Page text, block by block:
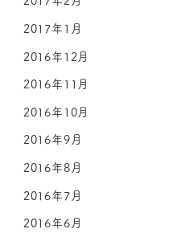
2017年1月
2016年12月
2016年11月
2016年10月
2016年9月
2016年8月
2016年7月
2016年6月